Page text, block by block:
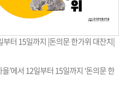
터 15일까지 |돈의문 한가위 대잔치|
’에서 12일부터 15일까지 ‘돈의문 한